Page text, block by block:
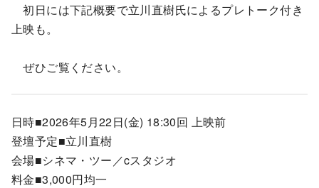
初日には下記概要で立川直樹氏によるプレトーク付き
上映も。
ぜひご覧ください。
日時■2026年5月22日(金) 18:30回 上映前
登壇予定■立川直樹
会場■シネマ・ツー／cスタジオ
料金■3,000円均一